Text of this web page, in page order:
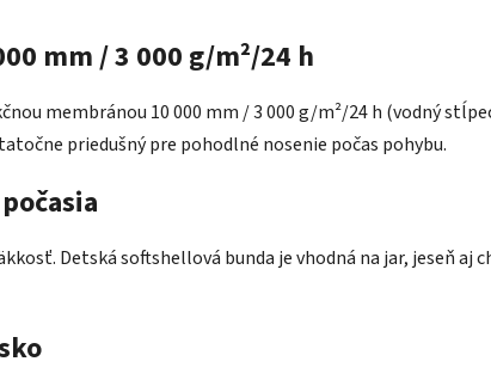
mm / 3 000 g/m²/24 h
membránou 10 000 mm / 3 000 g/m²/24 h (vodný
priedušný pre pohodlné nosenie počas pohybu.
Detská softshellová bunda je vhodná na jar, jeseň aj